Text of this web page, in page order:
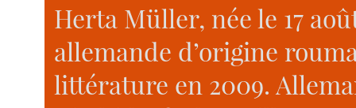
Herta Müller, née le 17
allemande d’origine
littérature en 2009.